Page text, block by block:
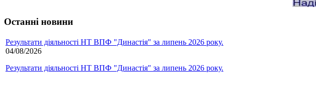
Останні новини
Результати діяльності НТ ВПФ "Династія" за липень 2026 року.
04/08/2026
Результати діяльності НТ ВПФ "Династія" за липень 2026 року.